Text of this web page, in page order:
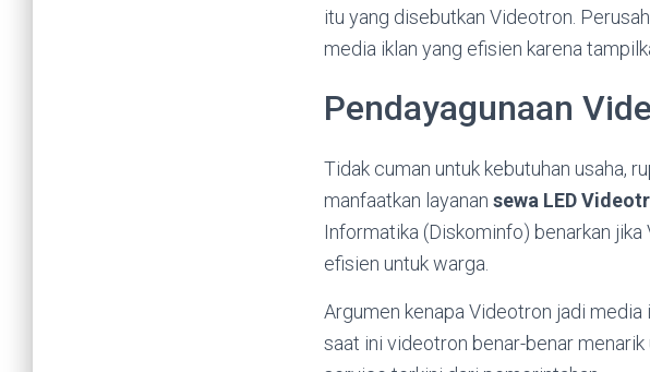
itu yang disebutkan Videotron.
media iklan yang efisien karena
Pendayagunaan
Tidak cuman untuk kebutuhan usaha,
manfaatkan layanan sewa LED
Informatika (Diskominfo) benarkan
efisien untuk warga.
Argumen kenapa Videotron jadi
saat ini videotron benar-benar